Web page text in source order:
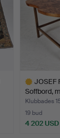
JOSEF
Soffbord,
Firma …
Klubbades
19 bud
4 202 USD